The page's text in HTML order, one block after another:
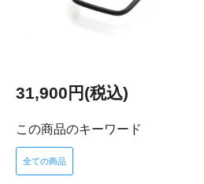
31,900円(税込)
この商品のキーワード
全ての商品